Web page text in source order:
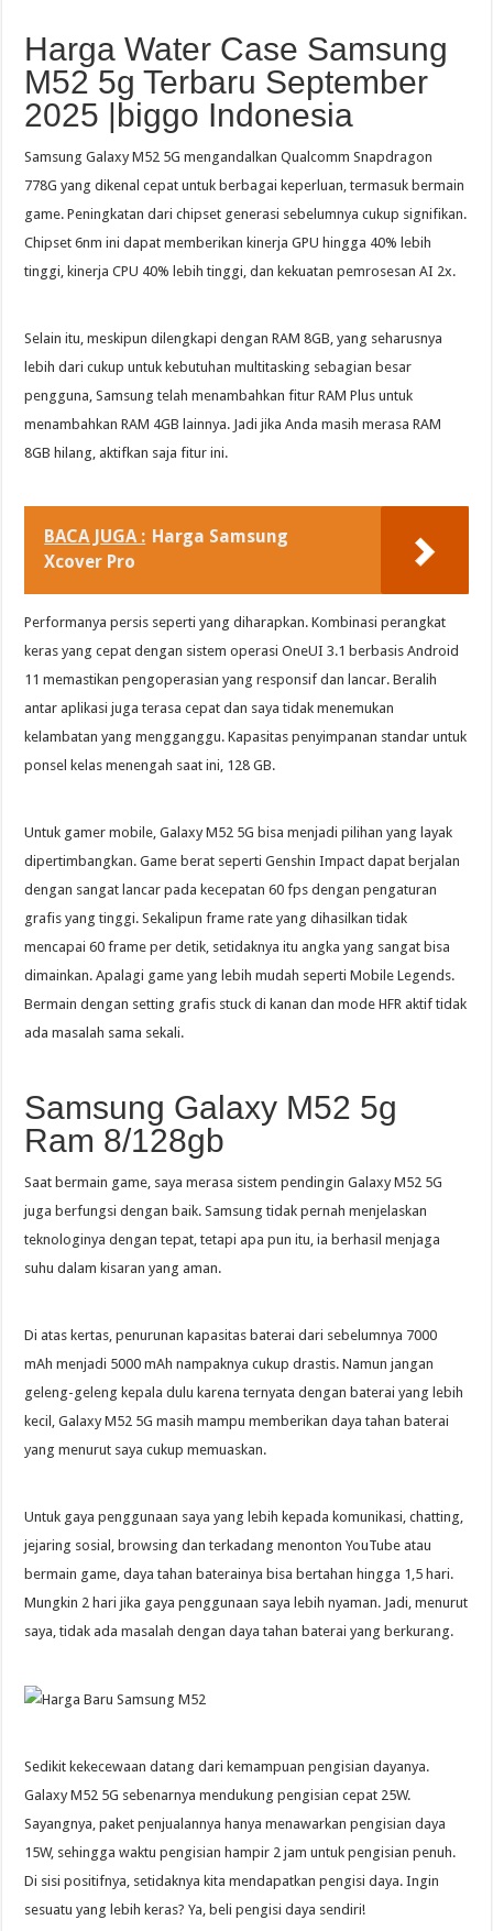
Harga Water Case Samsung
M52 5g Terbaru September
2025 |biggo Indonesia
Samsung Galaxy M52 5G mengandalkan Qualcomm Snapdragon
778G yang dikenal cepat untuk berbagai keperluan, termasuk bermain
game. Peningkatan dari chipset generasi sebelumnya cukup signifikan.
Chipset 6nm ini dapat memberikan kinerja GPU hingga 40% lebih
tinggi, kinerja CPU 40% lebih tinggi, dan kekuatan pemrosesan AI 2x.
Selain itu, meskipun dilengkapi dengan RAM 8GB, yang seharusnya
lebih dari cukup untuk kebutuhan multitasking sebagian besar
pengguna, Samsung telah menambahkan fitur RAM Plus untuk
menambahkan RAM 4GB lainnya. Jadi jika Anda masih merasa RAM
8GB hilang, aktifkan saja fitur ini.
BACA JUGA : Harga Samsung
Xcover Pro
Performanya persis seperti yang diharapkan. Kombinasi perangkat
keras yang cepat dengan sistem operasi OneUI 3.1 berbasis Android
11 memastikan pengoperasian yang responsif dan lancar. Beralih
antar aplikasi juga terasa cepat dan saya tidak menemukan
kelambatan yang mengganggu. Kapasitas penyimpanan standar untuk
ponsel kelas menengah saat ini, 128 GB.
Untuk gamer mobile, Galaxy M52 5G bisa menjadi pilihan yang layak
dipertimbangkan. Game berat seperti Genshin Impact dapat berjalan
dengan sangat lancar pada kecepatan 60 fps dengan pengaturan
grafis yang tinggi. Sekalipun frame rate yang dihasilkan tidak
mencapai 60 frame per detik, setidaknya itu angka yang sangat bisa
dimainkan. Apalagi game yang lebih mudah seperti Mobile Legends.
Bermain dengan setting grafis stuck di kanan dan mode HFR aktif tidak
ada masalah sama sekali.
Samsung Galaxy M52 5g
Ram 8/128gb
Saat bermain game, saya merasa sistem pendingin Galaxy M52 5G
juga berfungsi dengan baik. Samsung tidak pernah menjelaskan
teknologinya dengan tepat, tetapi apa pun itu, ia berhasil menjaga
suhu dalam kisaran yang aman.
Di atas kertas, penurunan kapasitas baterai dari sebelumnya 7000
mAh menjadi 5000 mAh nampaknya cukup drastis. Namun jangan
geleng-geleng kepala dulu karena ternyata dengan baterai yang lebih
kecil, Galaxy M52 5G masih mampu memberikan daya tahan baterai
yang menurut saya cukup memuaskan.
Untuk gaya penggunaan saya yang lebih kepada komunikasi, chatting,
jejaring sosial, browsing dan terkadang menonton YouTube atau
bermain game, daya tahan baterainya bisa bertahan hingga 1,5 hari.
Mungkin 2 hari jika gaya penggunaan saya lebih nyaman. Jadi, menurut
saya, tidak ada masalah dengan daya tahan baterai yang berkurang.
Sedikit kekecewaan datang dari kemampuan pengisian dayanya.
Galaxy M52 5G sebenarnya mendukung pengisian cepat 25W.
Sayangnya, paket penjualannya hanya menawarkan pengisian daya
15W, sehingga waktu pengisian hampir 2 jam untuk pengisian penuh.
Di sisi positifnya, setidaknya kita mendapatkan pengisi daya. Ingin
sesuatu yang lebih keras? Ya, beli pengisi daya sendiri!